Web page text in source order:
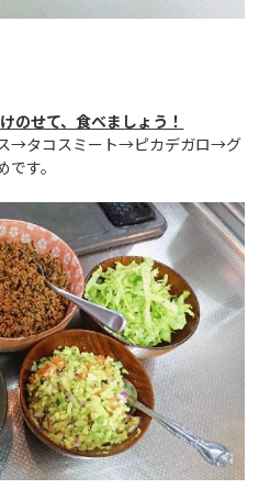
のせて、食べましょう！
→タコスミート→ピカデガロ→グ
す。